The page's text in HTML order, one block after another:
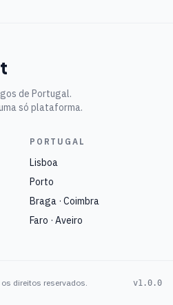
de Portugal.
só plataforma.
PORTUGAL
Lisboa
Porto
Braga · Coimbra
Faro · Aveiro
direitos reservados. v1.0.0